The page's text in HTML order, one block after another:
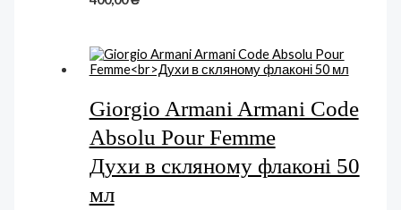
Giorgio Armani Armani Code
Absolu Pour Femme
Духи в скляному флаконі 50
мл